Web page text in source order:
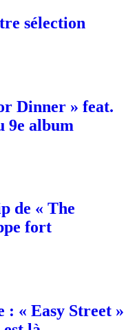
sélection
Dinner » feat.
9e album
de « The
fort
: « Easy Street »